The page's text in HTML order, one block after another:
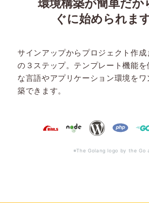
環境構築が簡単だか
ぐに始められます
サインアップからプロジェクト作成
の３ステップ。テンプレート機能を
な言語やアプリケーション環境を
築できます。
※The Golang logo by the Go